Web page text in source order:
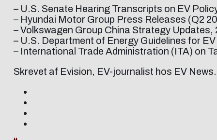
– U.S. Senate Hearing Transcripts on EV
– Hyundai Motor Group Press Releases (Q2
– Volkswagen Group China Strategy Updates,
– U.S. Department of Energy Guidelines for
– International Trade Administration (ITA) on
Skrevet af Evision, EV-journalist hos EV News.